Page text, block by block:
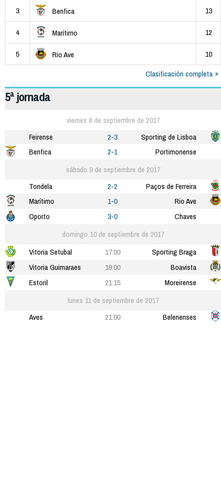
3 Benfica 13
4 Marítimo 12
5 Rio Ave
10
Clasificación completa
5ª jornada
viernes 8 de septiembre de 2017
Feirense
2-3
Sporting de Lisboa
Benfica
2-1
Portimonense
sábado 9 de septiembre de 2017
Tondela
2-2
Paços de Ferreira
Marítimo
1-0
Rio Ave
Oporto
3-0
Chaves
domingo 10 de septiembre de 2017
Vitoria Setubal
17:00
Sporting Braga
Vitoria Guimaraes
19:00
Boavista
Estoril
21:15
Moreirense
lunes 11 de septiembre de 2017
Aves
21:00 Belenenses